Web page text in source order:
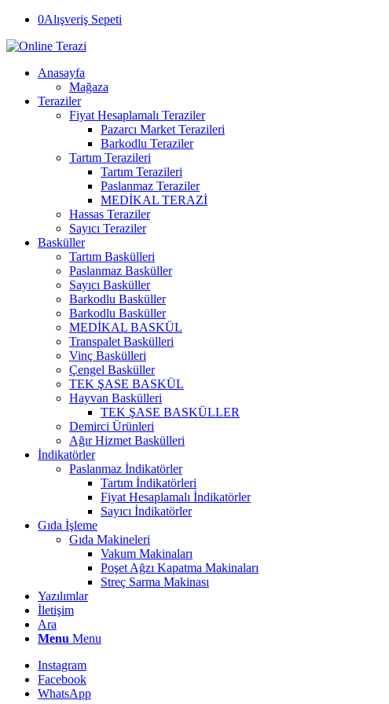
0Alışveriş Sepeti
Anasayfa
Mağaza
Teraziler
Fiyat Hesaplamalı Teraziler
Pazarcı Market Terazileri
Barkodlu Teraziler
Tartım Terazileri
Tartım Terazileri
Paslanmaz Teraziler
MEDİKAL TERAZİ
Hassas Teraziler
Sayıcı Teraziler
Basküller
Tartım Baskülleri
Paslanmaz Basküller
Sayıcı Basküller
Barkodlu Basküller
Barkodlu Basküller
MEDİKAL BASKÜL
Transpalet Baskülleri
Vinç Baskülleri
Çengel Basküller
TEK ŞASE BASKÜL
Hayvan Baskülleri
TEK ŞASE BASKÜLLER
Demirci Ürünleri
Ağır Hizmet Baskülleri
İndikatörler
Paslanmaz İndikatörler
Tartım İndikatörleri
Fiyat Hesaplamalı İndikatörler
Sayıcı İndikatörler
Gıda İşleme
Gıda Makineleri
Vakum Makinaları
Poşet Ağzı Kapatma Makinaları
Streç Sarma Makinası
Yazılımlar
İletişim
Ara
Menu Menu
Instagram
Facebook
WhatsApp